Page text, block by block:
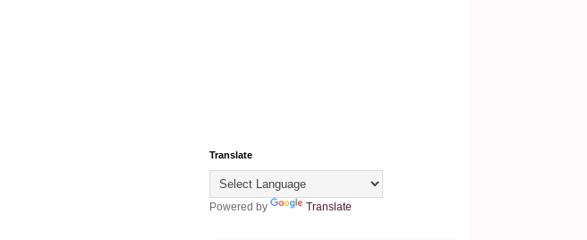
Translate
Powered by Translate